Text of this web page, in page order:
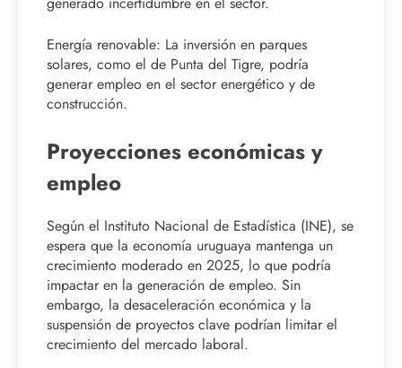
Energía renovable: La inversión en parques
solares, como el de Punta del Tigre, podría
generar empleo en el sector energético y de
construcción.
Proyecciones económicas y
empleo
Según el Instituto Nacional de Estadística (INE), se
espera que la economía uruguaya mantenga un
crecimiento moderado en 2025, lo que podría
impactar en la generación de empleo. Sin
embargo, la desaceleración económica y la
suspensión de proyectos clave podrían limitar el
crecimiento del mercado laboral.